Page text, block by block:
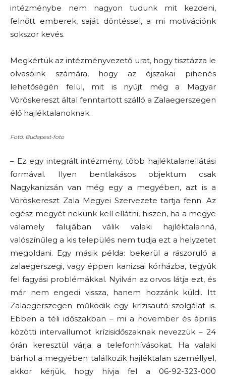
intézménybe nem nagyon tudunk mit kezdeni,
felnőtt emberek, saját döntéssel, a mi motivációnk
sokszor kevés.
Megkértük az intézményvezető urat, hogy tisztázza le
olvasóink számára, hogy az éjszakai pihenés
lehetőségén felül, mit is nyújt még a Magyar
Vöröskereszt által fenntartott szálló a Zalaegerszegen
élő hajléktalanoknak.
Fotó: Budapest-foto
– Ez egy integrált intézmény, több hajléktalanellátási
formával. Ilyen bentlakásos objektum csak
Nagykanizsán van még egy a megyében, azt is a
Vöröskereszt Zala Megyei Szervezete tartja fenn. Az
egész megyét nekünk kell ellátni, hiszen, ha a megye
valamely falujában válik valaki hajléktalanná,
valószínűleg a kis település nem tudja ezt a helyzetet
megoldani. Egy másik példa: bekerül a rászoruló a
zalaegerszegi, vagy éppen kanizsai kórházba, tegyük
fel fagyási problémákkal. Nyilván az orvos látja ezt, és
már nem engedi vissza, hanem hozzánk küldi. Itt
Zalaegerszegen működik egy krízisautó-szolgálat is.
Ebben a téli időszakban – mi a november és április
közötti intervallumot krízisidőszaknak nevezzük – 24
órán keresztül várja a telefonhívásokat. Ha valaki
bárhol a megyében találkozik hajléktalan személlyel,
akkor kérjük, hogy hívja fel a 06-92-323-000